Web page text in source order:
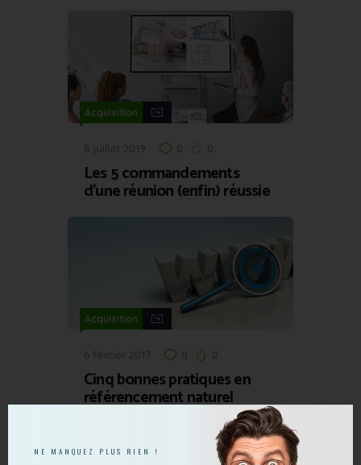
Acquisition
8 juillet 2019 0 0
Les 5 commandements
d’une réunion (enfin) réussie
Acquisition
6 février 2017 0 0
Cinq bonnes pratiques en
référencement naturel
NE MANQUEZ PLUS RIEN !